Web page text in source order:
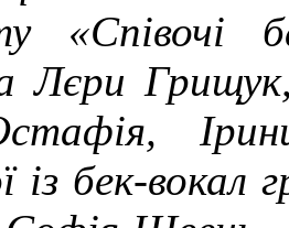
«Співочі
Лєри Грищук,
із бек-вокал